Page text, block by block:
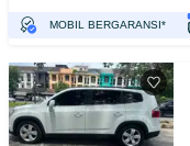
MOBIL BERGARANSI*